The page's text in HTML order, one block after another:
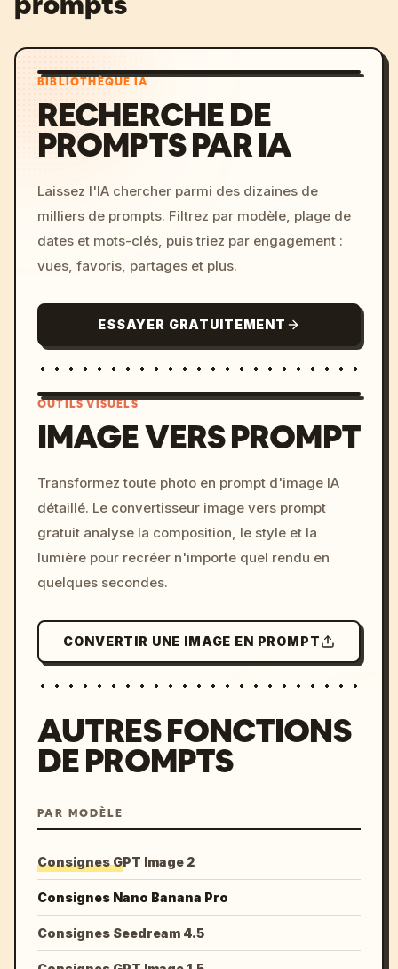
BIBLIOTHÈQUE IA
RECHERCHE DE
PROMPTS PAR IA
Laissez l'IA chercher parmi des dizaines de
milliers de prompts. Filtrez par modèle, plage de
dates et mots-clés, puis triez par engagement :
vues, favoris, partages et plus.
ESSAYER GRATUITEMENT
c, cyberpunk sunset, neon
colors, 8k --v 6.0
OUTILS VISUELS
IMAGE VERS PROMPT
Transformez toute photo en prompt d'image IA
détaillé. Le convertisseur image vers prompt
gratuit analyse la composition, le style et la
lumière pour recréer n'importe quel rendu en
quelques secondes.
CONVERTIR UNE IMAGE EN PROMPT
AUTRES FONCTIONS
DE PROMPTS
PAR MODÈLE
Consignes GPT Image 2
Consignes Nano Banana Pro
Consignes Seedream 4.5